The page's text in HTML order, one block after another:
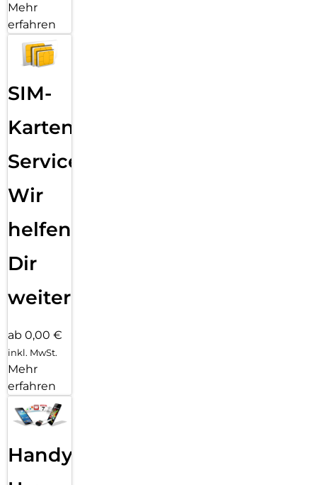
Mehr
erfahren
SIM-
Karten
Service:
Wir
helfen
Dir
weiter
ab 0,00 €
inkl. MwSt.
Mehr
erfahren
Handy